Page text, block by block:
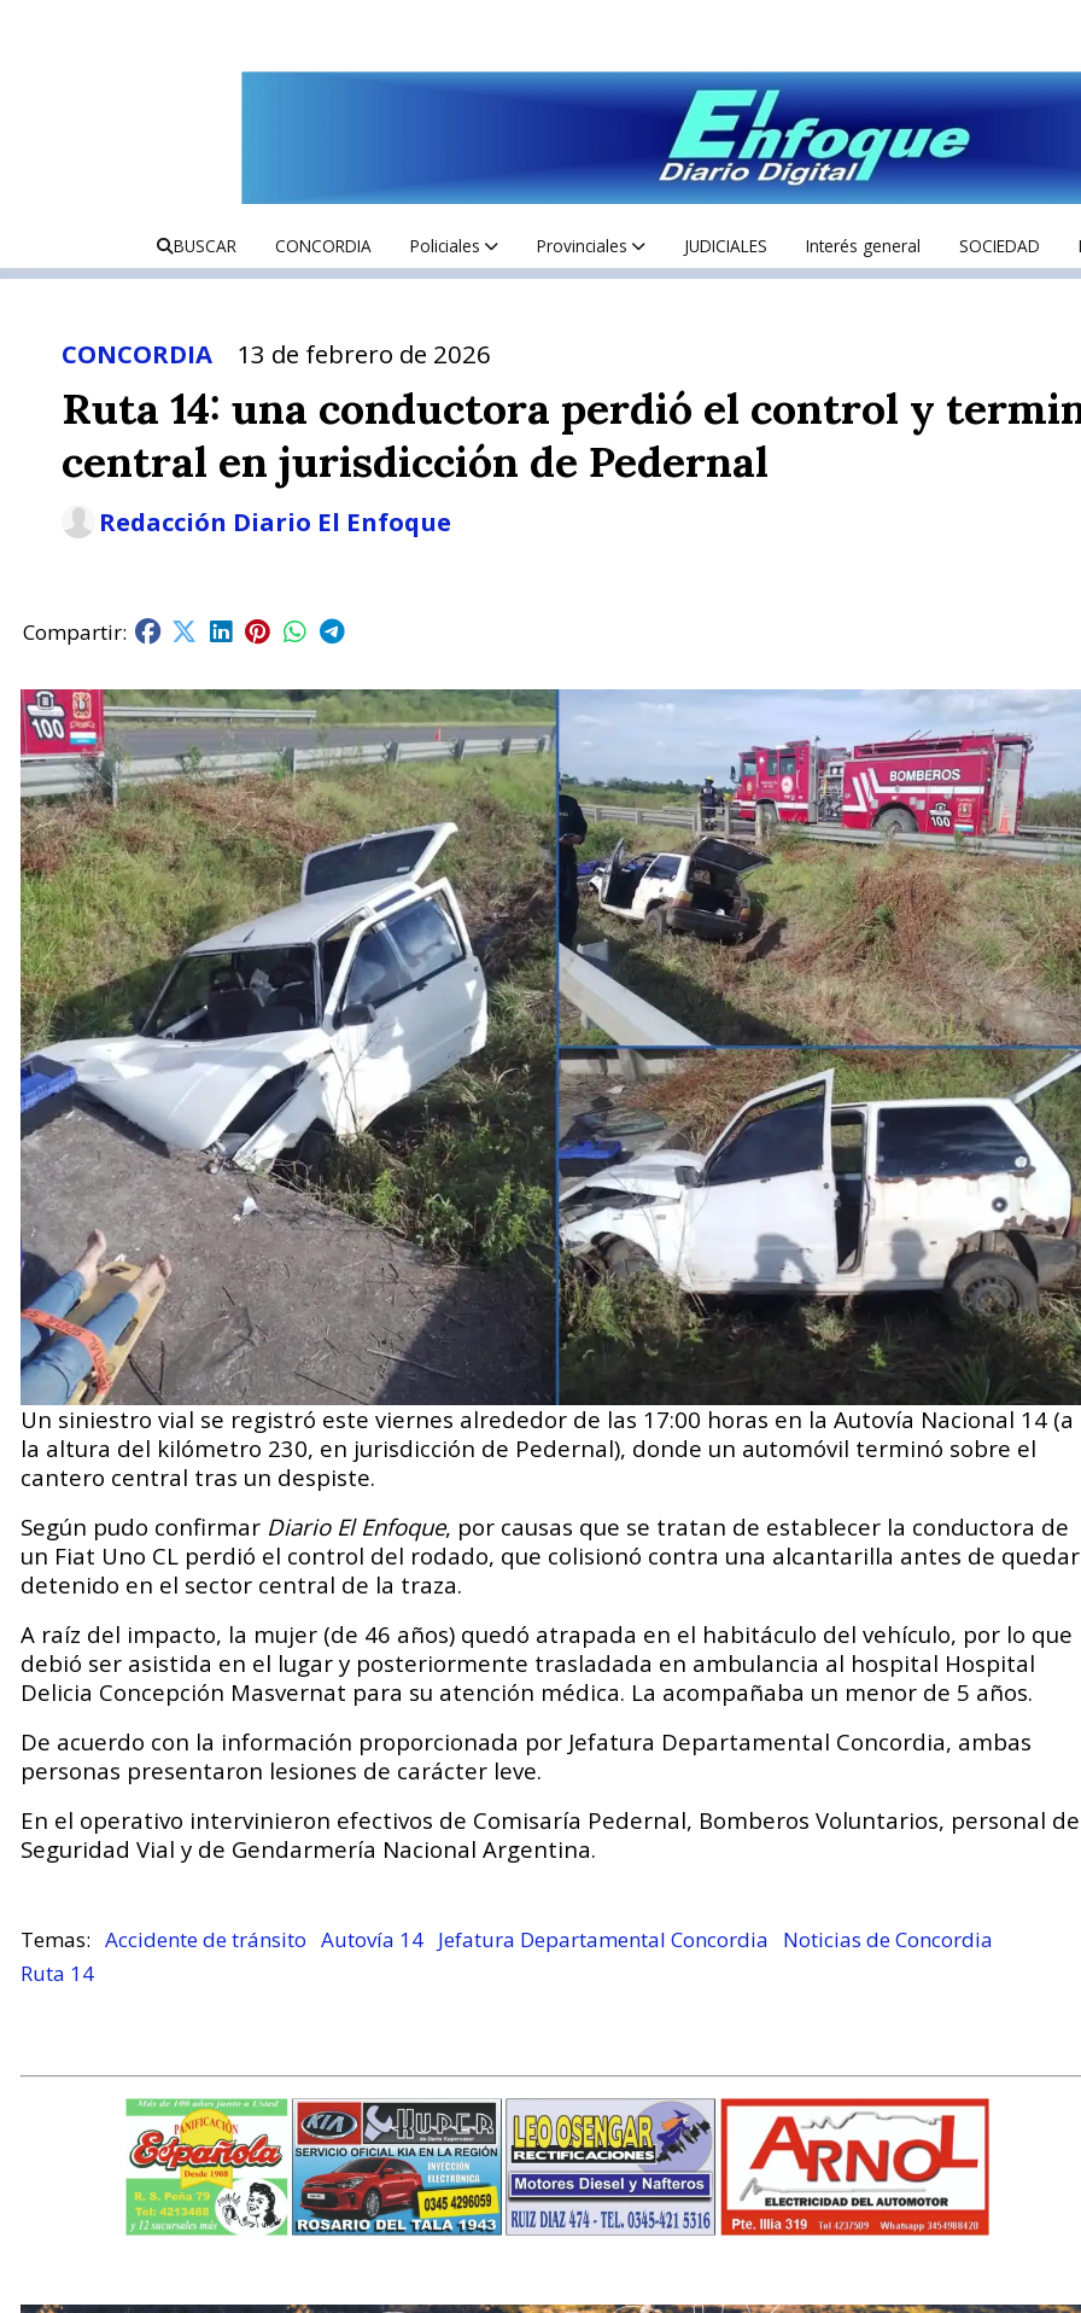
BUSCAR CONCORDIA Policiales Provinciales JUDICIALES Interés general SOCIEDAD
Ruta 14: una conductora perdió el control y
central en jurisdicción de Pedernal
CONCORDIA 13 de febrero de 2026
Redacción Diario El Enfoque
Un siniestro vial se registró este viernes alrededor de las 17:00 horas en la Autovía Nacional 14 (a
la altura del kilómetro 230, en jurisdicción de Pedernal), donde un automóvil terminó sobre el
cantero central tras un despiste.
Según pudo confirmar Diario El Enfoque, por causas que se tratan de establecer la conductora de
un Fiat Uno CL perdió el control del rodado, que colisionó contra una alcantarilla antes de quedar
detenido en el sector central de la traza.
A raíz del impacto, la mujer (de 46 años) quedó atrapada en el habitáculo del vehículo, por lo que
debió ser asistida en el lugar y posteriormente trasladada en ambulancia al hospital Hospital
Delicia Concepción Masvernat para su atención médica. La acompañaba un menor de 5 años.
De acuerdo con la información proporcionada por Jefatura Departamental Concordia, ambas
personas presentaron lesiones de carácter leve.
En el operativo intervinieron efectivos de Comisaría Pedernal, Bomberos Voluntarios, personal de
Seguridad Vial y de Gendarmería Nacional Argentina.
Accidente de tránsito Autovía 14 Jefatura Departamental Concordia
Noticias de Concordia
Ruta 14